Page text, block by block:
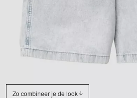
Zo combineer je de look